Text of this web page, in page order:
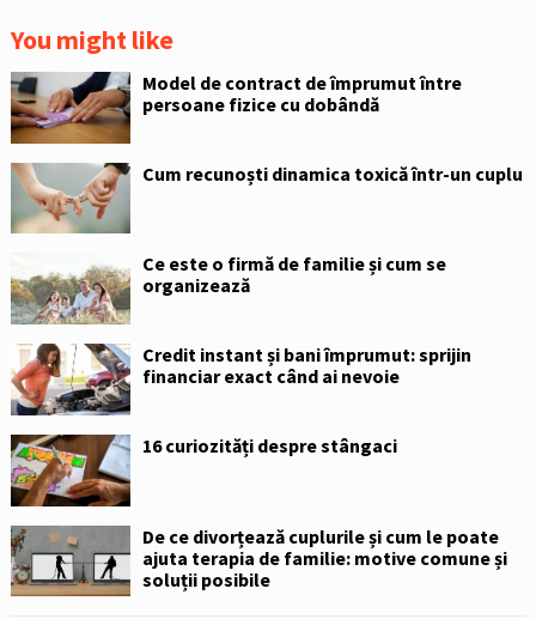
You might like
Model de contract de împrumut între
persoane fizice cu dobândă
Cum recunoști dinamica toxică într-un cuplu
Ce este o firmă de familie și cum se
organizează
Credit instant și bani împrumut: sprijin
financiar exact când ai nevoie
16 curiozități despre stângaci
De ce divorțează cuplurile și cum le poate
ajuta terapia de familie: motive comune și
soluții posibile